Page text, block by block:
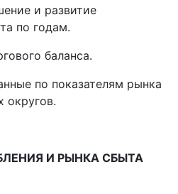
и развитие
по годам.
баланса.
по показателям рынка
округов.
И РЫНКА СБЫТА